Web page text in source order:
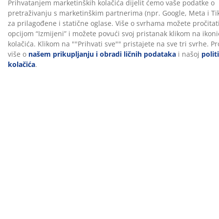
O brendu
Dostava